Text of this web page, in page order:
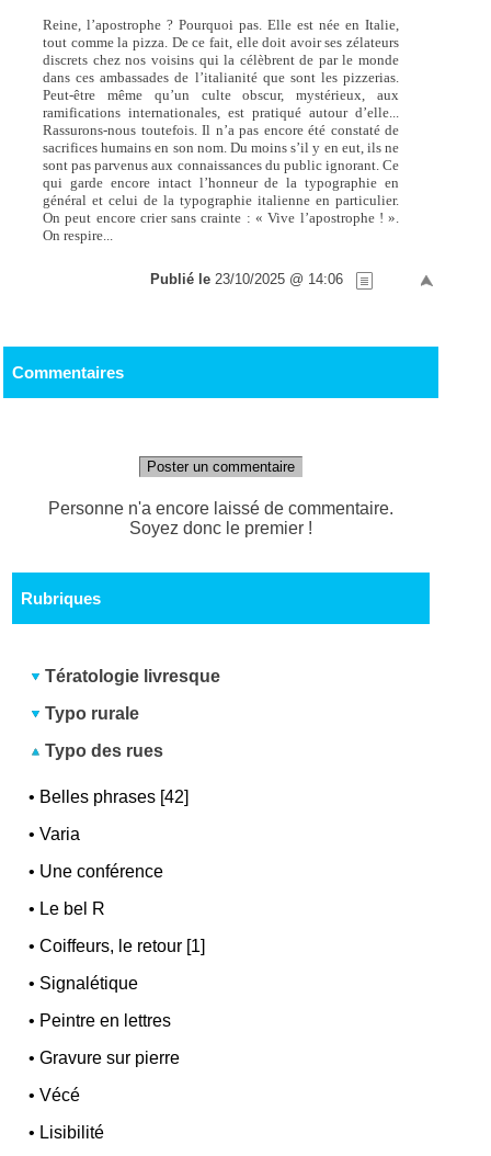
Reine, l’apostrophe ? Pourquoi pas. Elle est née en Italie,
tout comme la pizza. De ce fait, elle doit avoir ses zélateurs
discrets chez nos voisins qui la célèbrent de par le monde
dans ces ambassades de l’italianité que sont les pizzerias.
Peut-être même qu’un culte obscur, mystérieux, aux
ramifications internationales, est pratiqué autour d’elle...
Rassurons-nous toutefois. Il n’a pas encore été constaté de
sacrifices humains en son nom. Du moins s’il y en eut, ils ne
sont pas parvenus aux connaissances du public ignorant. Ce
qui garde encore intact l’honneur de la typographie en
général et celui de la typographie italienne en particulier.
On peut encore crier sans crainte : « Vive l’apostrophe ! ».
On respire...
Publié le 23/10/2025 @ 14:06
Commentaires
Poster un commentaire
Personne n'a encore laissé de commentaire.
Soyez donc le premier !
Rubriques
Tératologie livresque
Typo rurale
Typo des rues
• Belles phrases [42]
•Varia
• Une conférence
• Le bel R
•Coiffeurs, le retour [1]
• Signalétique
• Peintre en lettres
•Gravure sur pierre
•Vécé
• Lisibilité